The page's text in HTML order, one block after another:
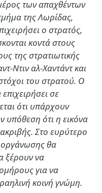
των απαχθέντων
της Λωρίδας,
ο στρατός,
κοντά στους
της στρατιωτικής
Ντιν αλ-Χαντάντ και
του στρατού. Ο
σε
ότι υπάρχουν
υπόθεση ότι η εικόνα
Στο ευρύτερο
οργάνωσης θα
ξέρουν να
για να
κοινή γνώμη.